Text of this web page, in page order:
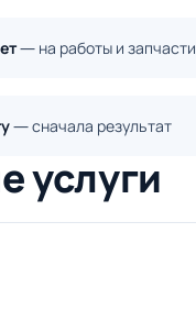
— на работы и запчасти
— сначала результат
услуги